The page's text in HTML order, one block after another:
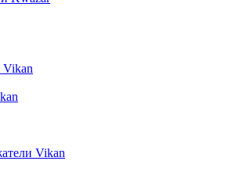
Vikan
Vikan